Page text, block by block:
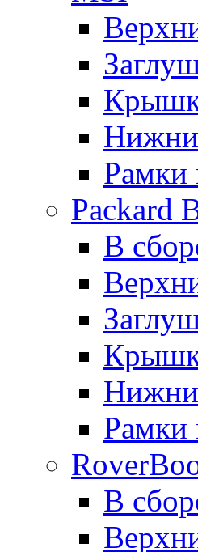
Рамки
Packard
В
Рамки
В